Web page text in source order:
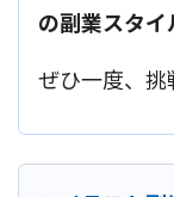
の副業スタイ
ぜひ一度、挑